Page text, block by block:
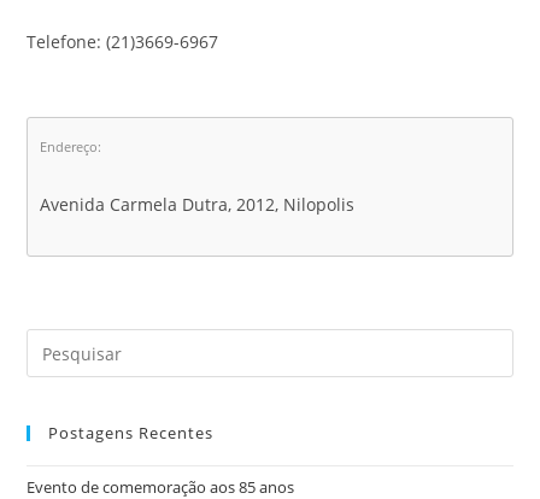
Telefone: (21)3669-6967
Endereço:
Avenida Carmela Dutra, 2012, Nilopolis
Postagens Recentes
Evento de comemoração aos 85 anos